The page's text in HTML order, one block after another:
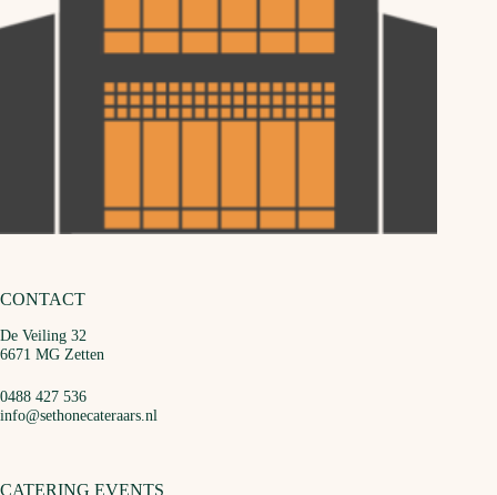
CONTACT
De Veiling 32
6671 MG Zetten
0488 427 536
info@sethonecateraars.nl
CATERING EVENTS